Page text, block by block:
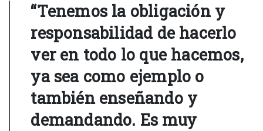
“Tenemos la obligación y
responsabilidad de hacerlo
ver en todo lo que hacemos,
ya sea como ejemplo o
también enseñando y
demandando. Es muy